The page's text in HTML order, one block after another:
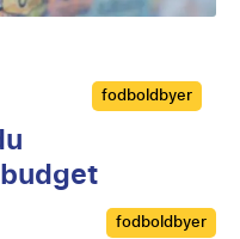
Categories
fodboldbyer
Categories
fodboldbyer